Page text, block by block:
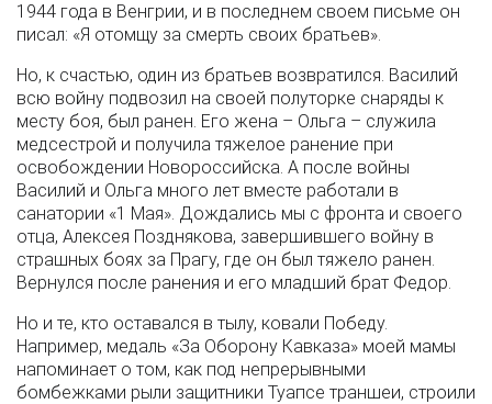
1944 года в Венгрии, и в последнем своем письме он
писал: «Я отомщу за смерть своих братьев».
Но, к счастью, один из братьев возвратился. Василий
всю войну подвозил на своей полуторке снаряды к
месту боя, был ранен. Его жена – Ольга – служила
медсестрой и получила тяжелое ранение при
освобождении Новороссийска. А после войны
Василий и Ольга много лет вместе работали в
санатории «1 Мая». Дождались мы с фронта и своего
отца, Алексея Позднякова, завершившего войну в
страшных боях за Прагу, где он был тяжело ранен.
Вернулся после ранения и его младший брат Федор.
Но и те, кто оставался в тылу, ковали Победу.
Например, медаль «За Оборону Кавказа» моей мамы
напоминает о том, как под непрерывными
бомбежками рыли защитники Туапсе траншеи, строили